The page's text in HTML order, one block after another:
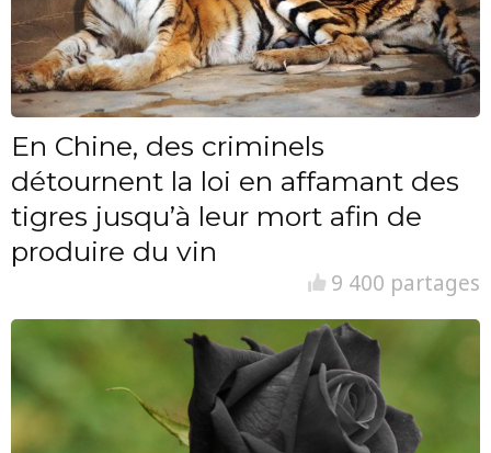
En Chine, des criminels
détournent la loi en affamant des
tigres jusqu’à leur mort afin de
produire du vin
9 400 partages